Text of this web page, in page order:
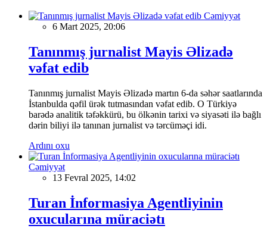
Cəmiyyət
6 Mart 2025, 20:06
Tanınmış jurnalist Mayis Əlizadə
vəfat edib
Tanınmış jurnalist Mayis Əlizadə martın 6-da səhər saatlarında
İstanbulda qəfil ürək tutmasından vəfat edib. O Türkiyə
barədə analitik təfəkkürü, bu ölkənin tarixi və siyasəti ilə bağlı
dərin biliyi ilə tanınan jurnalist və tərcüməçi idi.
Ardını oxu
Cəmiyyət
13 Fevral 2025, 14:02
Turan İnformasiya Agentliyinin
oxucularına müraciətı